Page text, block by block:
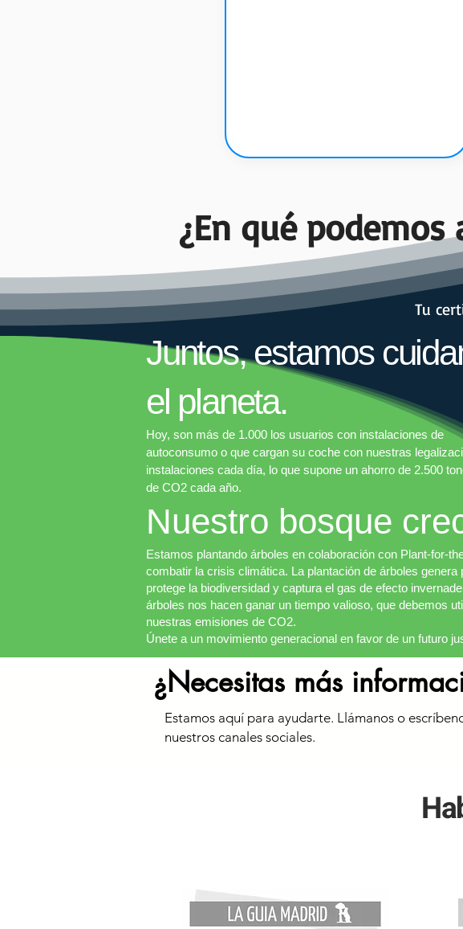
Juntos, estamos
el planeta.
Hoy, son más de 1.000 los usuarios con instalaciones de
autoconsumo o que cargan su coche con nuestras
instalaciones cada día, lo que supone un ahorro de 2.500
de CO2 cada año.
Nuestro bosque
Estamos plantando árboles en colaboración con Plant-for-
combatir la crisis climática. La plantación de árboles genera
protege la biodiversidad y captura el gas de efecto
árboles nos hacen ganar un tiempo valioso, que debemos
nuestras emisiones de CO2.
​Únete a un movimiento generacional en favor de un futuro
¿En qué podemos
Tu
¿Necesitas más
Estamos aquí para ayudarte. Llámanos o
nuestros canales sociales.